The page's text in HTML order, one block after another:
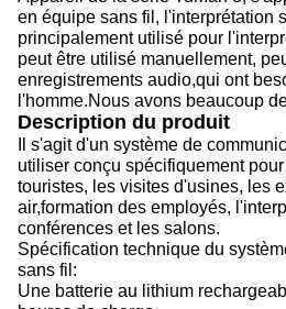
en équipe sans fil, l'interprétation
principalement utilisé pour
peut être utilisé manuellement,
enregistrements audio,qui ont
l'homme.Nous avons beaucoup
Description du produit
Il s'agit d'un système de
utiliser conçu spécifiquement
touristes, les visites d'usines, les
air,formation des employés,
conférences et les salons.
Spécification technique du
sans fil:
Une batterie au lithium